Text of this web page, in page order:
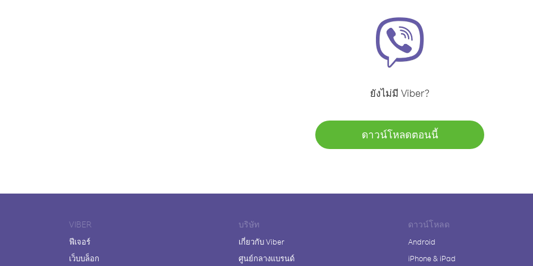
ยังไม่มี Viber?
ดาวน์โหลดตอนนี้
VIBER
ฟีเจอร์
เว็บบล็อก
บริษัท
เกี่ยวกับ Viber
ศูนย์กลางแบรนด์
ดาวน์โหลด
Android
iPhone & iPad